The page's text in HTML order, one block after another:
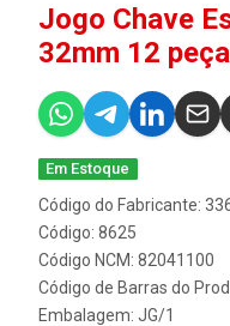
Jogo Chave
32mm 12
Em Estoque
Código do Fabricante:
Código: 8625
Código NCM: 82041100
Código de Barras do
Embalagem: JG/1